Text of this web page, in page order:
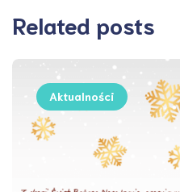
Related posts
Aktualności